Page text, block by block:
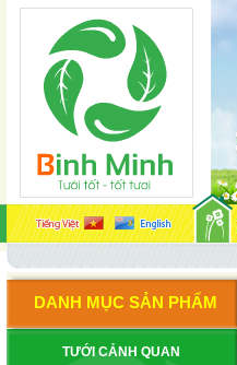
DANH MỤC SẢN PHẨM
TƯỚI CẢNH QUAN